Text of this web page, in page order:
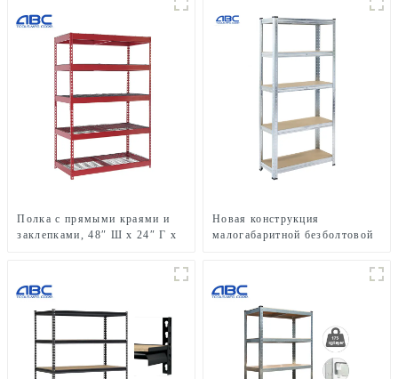
безболтовыми заклепками
Полка с прямыми краями и
заклепками, 48″ Ш x 24″ Г x
Новая конструкция
малогабаритной безболтовой